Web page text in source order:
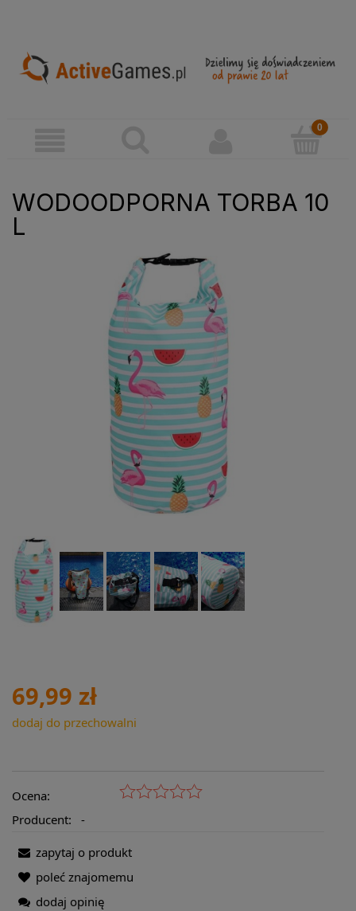
WODOODPORNA TORBA 10
L
69,99 zł
dodaj do przechowalni
Ocena:
Producent:
-
zapytaj o produkt
poleć znajomemu
dodaj opinię